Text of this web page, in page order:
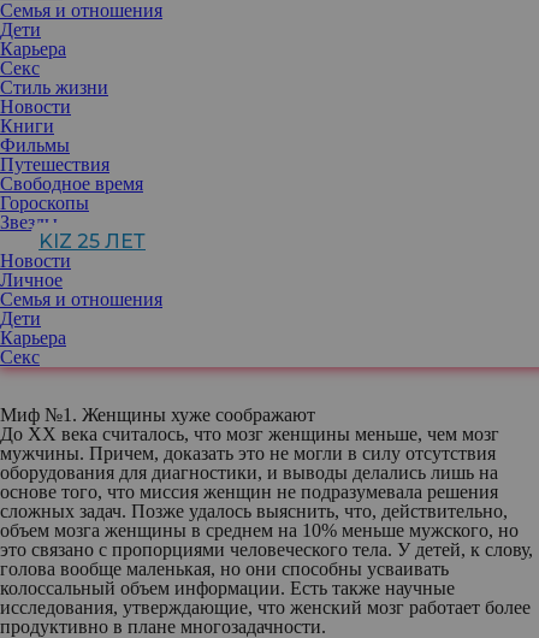
Семья и отношения
Дети
Карьера
Секс
Стиль жизни
Новости
Книги
Фильмы
Путешествия
Свободное время
Гороскопы
Звезды
KIZ 25 ЛЕТ
Новости
Личное
Семья и отношения
Дети
Карьера
Секс
Казалось бы, в XXI веке уже столько известно о строении
человеческого тела, работе мозга и влиянии гормонов на наше
самочувствие, но до сих пор остаются «темные» люди, которые
верят в бабушкины сказки. Некоторые мужчины продолжают
жить с уверенностью, что женщины – существа с другой
планеты и понять их невозможно. Кажется, будто подобные
экземпляры росли без матери, но это не всегда так. Просто
когда-то родители передали своему ребенку «сокровенные»
знания, которые в будущем оказались опровергнуты. Делимся с
вами самыми забавными и распространенными мифами.
Миф №1. Женщины хуже соображают
До XX века считалось, что мозг женщины меньше, чем мозг
мужчины. Причем, доказать это не могли в силу отсутствия
оборудования для диагностики, и выводы делались лишь на
основе того, что миссия женщин не подразумевала решения
сложных задач. Позже удалось выяснить, что, действительно,
объем мозга женщины в среднем на 10% меньше мужского, но
это связано с пропорциями человеческого тела. У детей, к слову,
голова вообще маленькая, но они способны усваивать
колоссальный объем информации. Есть также научные
исследования, утверждающие, что женский мозг работает более
продуктивно в плане многозадачности.